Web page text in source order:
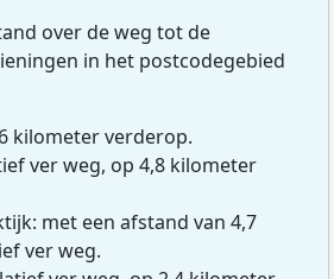
over de weg tot de
in het postcodegebied
kilometer verderop.
ver weg, op 4,8 kilometer
met een afstand van 4,7
ver weg.